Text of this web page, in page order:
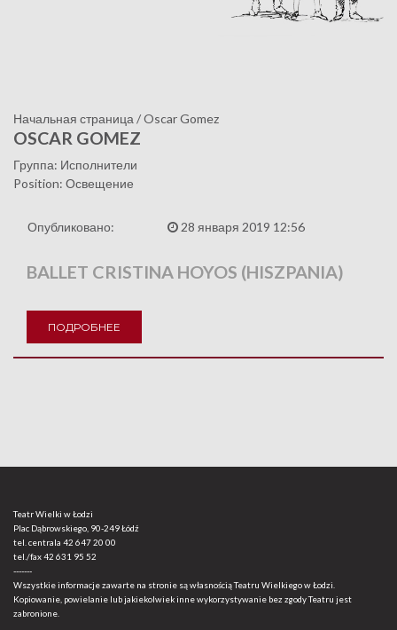
Начальная страница /Oscar Gomez
OSCAR GOMEZ
Группа: Исполнители
Position: Освещение
Опубликовано: 28 января 2019 12:56
BALLET CRISTINA HOYOS (HISZPANIA)
ПОДРОБНЕЕ
Teatr Wielki w Łodzi
Plac Dąbrowskiego, 90-249 Łódź
tel. centrala 42 647 20 00
tel./fax42 631 95 52
-------
Wszystkie informacje zawarte na stronie są własnością Teatru Wielkiego w Łodzi.
Kopiowanie, powielanie lub jakiekolwiek inne wykorzystywanie bez zgody Teatru jest
zabronione.